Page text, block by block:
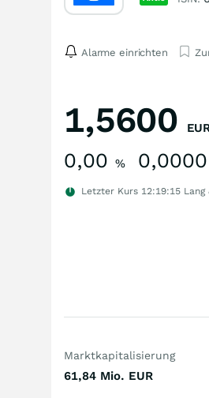
Alarme einrichten
1,5600
0,00 % 0,0000
Letzter Kurs 12:19:15 Lang
Marktkapitalisierung
61,84 Mio. EUR